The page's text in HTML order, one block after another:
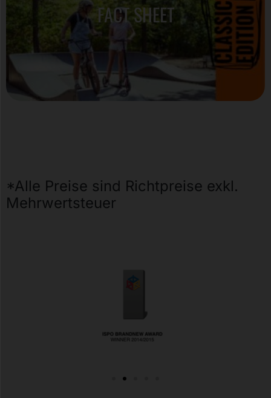
FACT SHEET
*Alle Preise sind Richtpreise exkl.
Mehrwertsteuer